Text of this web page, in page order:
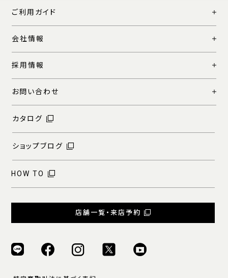
ご利用ガイド
会社情報
採用情報
お問い合わせ
カタログ
ショップブログ
HOW TO
店舗一覧・来店予約